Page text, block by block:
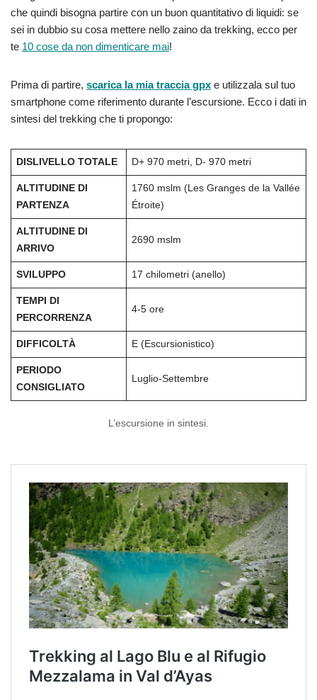
che quindi bisogna partire con un buon quantitativo di liquidi: se
sei in dubbio su cosa mettere nello zaino da trekking, ecco per
te 10 cose da non dimenticare mai!
Prima di partire, scarica la mia traccia gpx e utilizzala sul tuo
smartphone come riferimento durante l’escursione. Ecco i dati in
sintesi del trekking che ti propongo:
DISLIVELLO TOTALE D+ 970 metri, D- 970 metri
ALTITUDINE DI
PARTENZA
1760 mslm (Les Granges de la Vallée
Étroite)
ALTITUDINE DI
ARRIVO
2690 mslm
SVILUPPO 17 chilometri (anello)
TEMPI DI
PERCORRENZA
4-5 ore
DIFFICOLTÀ E (Escursionistico)
PERIODO
CONSIGLIATO
Luglio-Settembre
L’escursione in sintesi.